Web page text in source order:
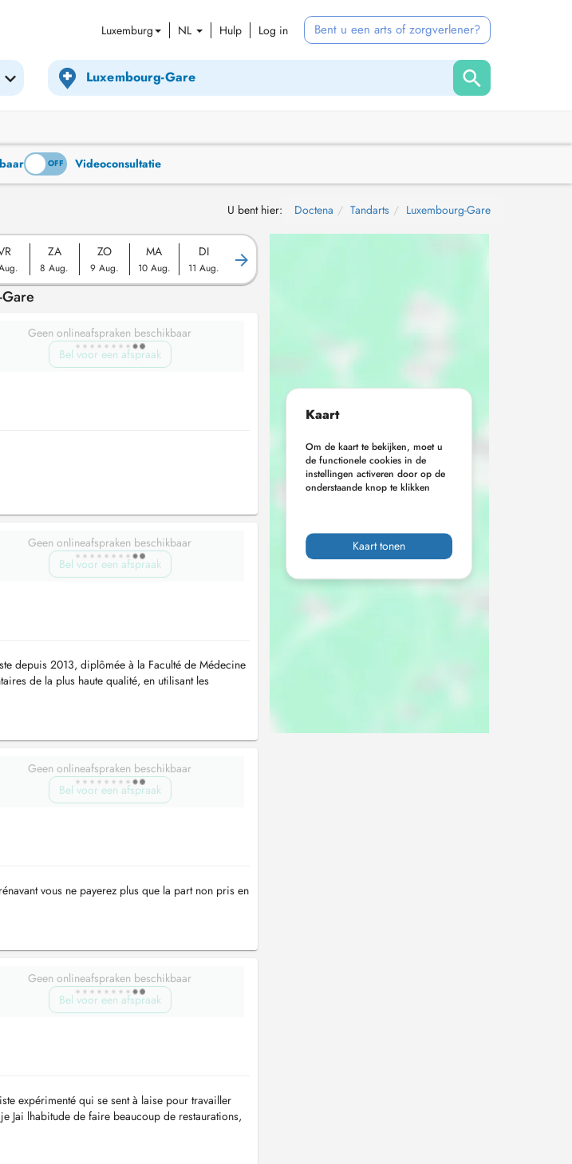
Luxemburg NL Hulp Log in Bent u een arts of zorgverlener?
ON OFF Videoconsultatie
U bent hier: Doctena Tandarts Luxembourg-Gare
ZA
8 Aug.
ZO
9 Aug.
MA
10 Aug.
DI
11 Aug.
Geen onlineafspraken beschikbaar
Bel voor een afspraak
Geen onlineafspraken beschikbaar
Bel voor een afspraak
depuis 2013, diplômée à la Faculté de Médecine
de la plus haute qualité, en utilisant les
Geen onlineafspraken beschikbaar
Bel voor een afspraak
vous ne payerez plus que la part non pris en
Geen onlineafspraken beschikbaar
Bel voor een afspraak
expérimenté qui se sent à laise pour travailler
Jai lhabitude de faire beaucoup de restaurations,
Kaart
Om de kaart te bekijken, moet u
de functionele cookies in de
instellingen activeren door op de
onderstaande knop te klikken
Kaart tonen